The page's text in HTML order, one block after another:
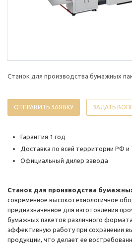
Станок для производства бумажных
ОТПРАВИТЬ ЗАЯВКУ ЗАДАТЬ
Гарантия 1 год
Доставка по всей территории РФ и
Официальный дилер завода
Станок для производства
современное высокотехнологичное
предназначенное для изготовления
бумажных пакетов различного
эффективную работу при сохранении
продукции, что делает ее